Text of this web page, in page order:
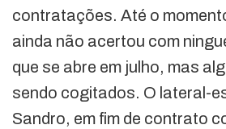
contratações. Até o
ainda não acertou com
que se abre em julho, mas
sendo cogitados. O lateral-
Sandro, em fim de contrato